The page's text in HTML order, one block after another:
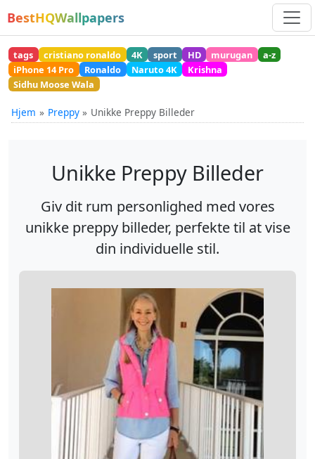
BestHQWallpapers
tags cristiano ronaldo 4K sport HD murugan
a-z
iPhone 14 Pro
Ronaldo Naruto 4K
Krishna
Sidhu Moose Wala
Hjem Preppy Unikke Preppy Billeder
Unikke Preppy Billeder
Giv dit rum personlighed med vores
unikke preppy billeder, perfekte til at vise
din individuelle stil.